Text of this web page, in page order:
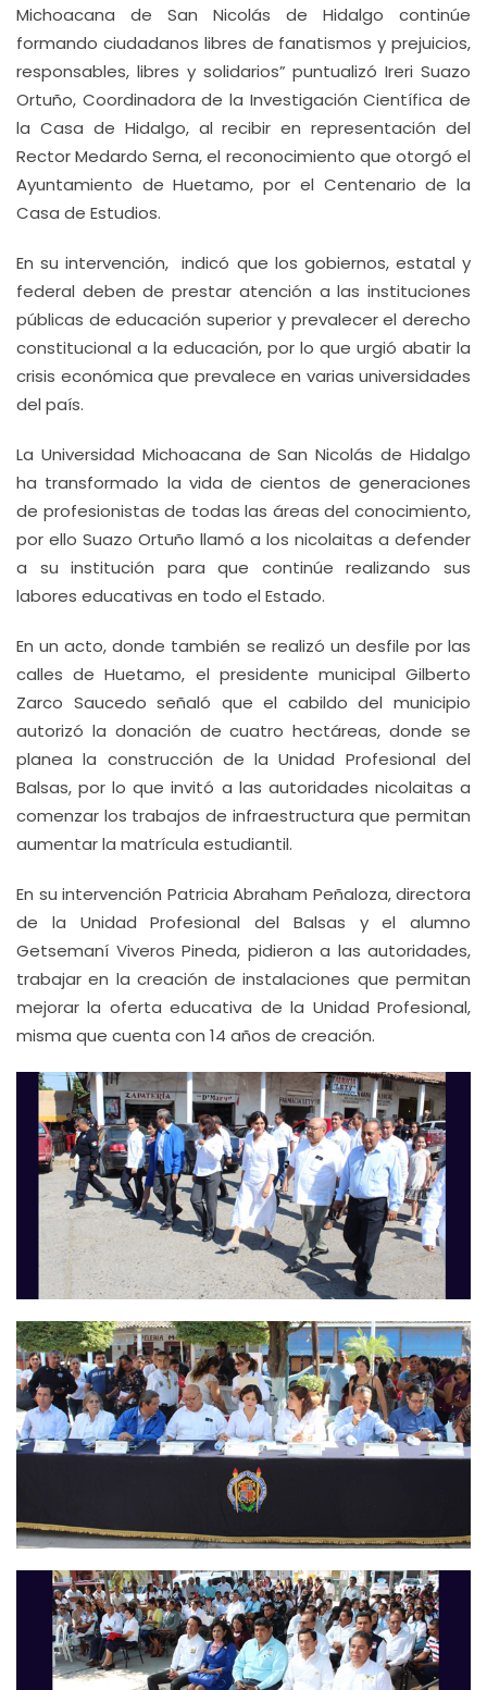
Michoacana de San Nicolás de Hidalgo continúe
formando ciudadanos libres de fanatismos y prejuicios,
responsables, libres y solidarios” puntualizó Ireri Suazo
Ortuño, Coordinadora de la Investigación Científica de
la Casa de Hidalgo, al recibir en representación del
Rector Medardo Serna, el reconocimiento que otorgó el
Ayuntamiento de Huetamo, por el Centenario de la
Casa de Estudios.
En su intervención, indicó que los gobiernos, estatal y
federal deben de prestar atención a las instituciones
públicas de educación superior y prevalecer el derecho
constitucional a la educación, por lo que urgió abatir la
crisis económica que prevalece en varias universidades
del país.
La Universidad Michoacana de San Nicolás de Hidalgo
ha transformado la vida de cientos de generaciones
de profesionistas de todas las áreas del conocimiento,
por ello Suazo Ortuño llamó a los nicolaitas a defender
a su institución para que continúe realizando sus
labores educativas en todo el Estado.
En un acto, donde también se realizó un desfile por las
calles de Huetamo, el presidente municipal Gilberto
Zarco Saucedo señaló que el cabildo del municipio
autorizó la donación de cuatro hectáreas, donde se
planea la construcción de la Unidad Profesional del
Balsas, por lo que invitó a las autoridades nicolaitas a
comenzar los trabajos de infraestructura que permitan
aumentar la matrícula estudiantil.
En su intervención Patricia Abraham Peñaloza, directora
de la Unidad Profesional del Balsas y el alumno
Getsemaní Viveros Pineda, pidieron a las autoridades,
trabajar en la creación de instalaciones que permitan
mejorar la oferta educativa de la Unidad Profesional,
misma que cuenta con 14 años de creación.